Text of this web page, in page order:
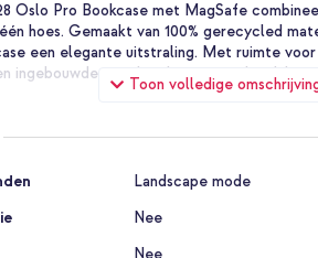
Toon volledige
Oslo Pro Bookcase met MagSafe
hoes. Gemaakt van 100% gerecycled
een elegante uitstraling. Met ruimte
ingebouwde standaard geniet je dagelijks
de dbramante1928 Oslo Pro Bookcase
uit 100% gerecycled materiaal
afwerking met luxe look
Landscape mode
Nee